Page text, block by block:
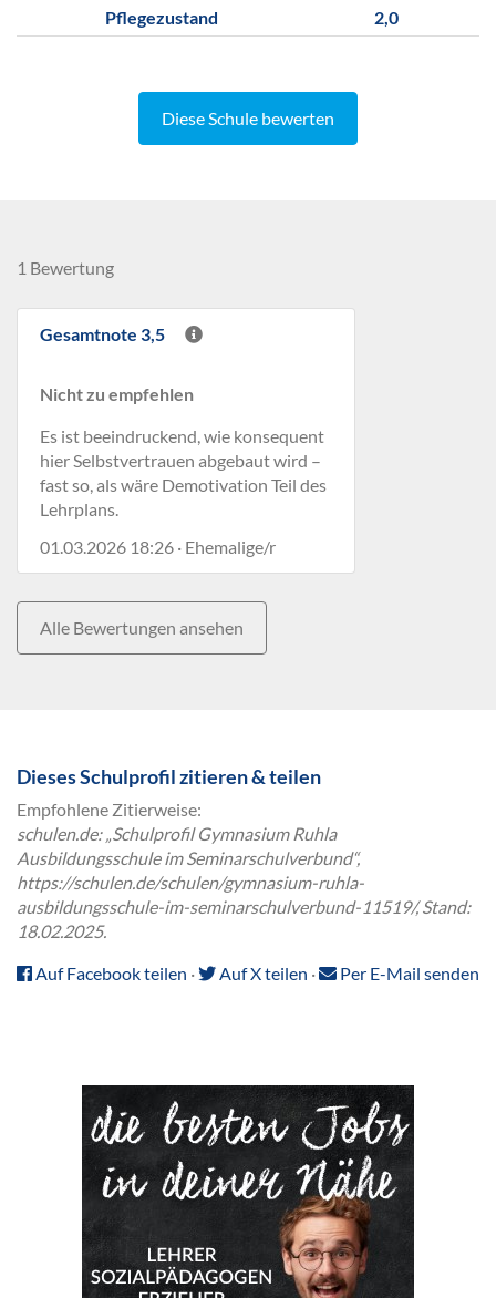
Pflegezustand
2,0
Diese Schule bewerten
1 Bewertung
Gesamtnote 3,5
Nicht zu empfehlen
Es ist beeindruckend, wie konsequent
hier Selbstvertrauen abgebaut wird –
fast so, als wäre Demotivation Teil des
Lehrplans.
01.03.2026 18:26 · Ehemalige/r
Alle Bewertungen ansehen
Dieses Schulprofil zitieren & teilen
Empfohlene Zitierweise:
schulen.de: „Schulprofil Gymnasium Ruhla
Ausbildungsschule im Seminarschulverbund“,
https://schulen.de/schulen/gymnasium-ruhla-
ausbildungsschule-im-seminarschulverbund-11519/, Stand:
18.02.2025.
Auf Facebook teilen · Auf X teilen · Per E-Mail senden